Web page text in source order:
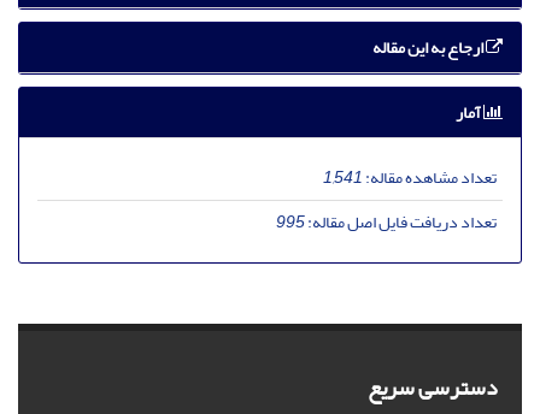
ارجاع به این مقاله
آمار
تعداد مشاهده مقاله:1,541
تعداد دریافت فایل اصل مقاله:995
دسترسی سریع